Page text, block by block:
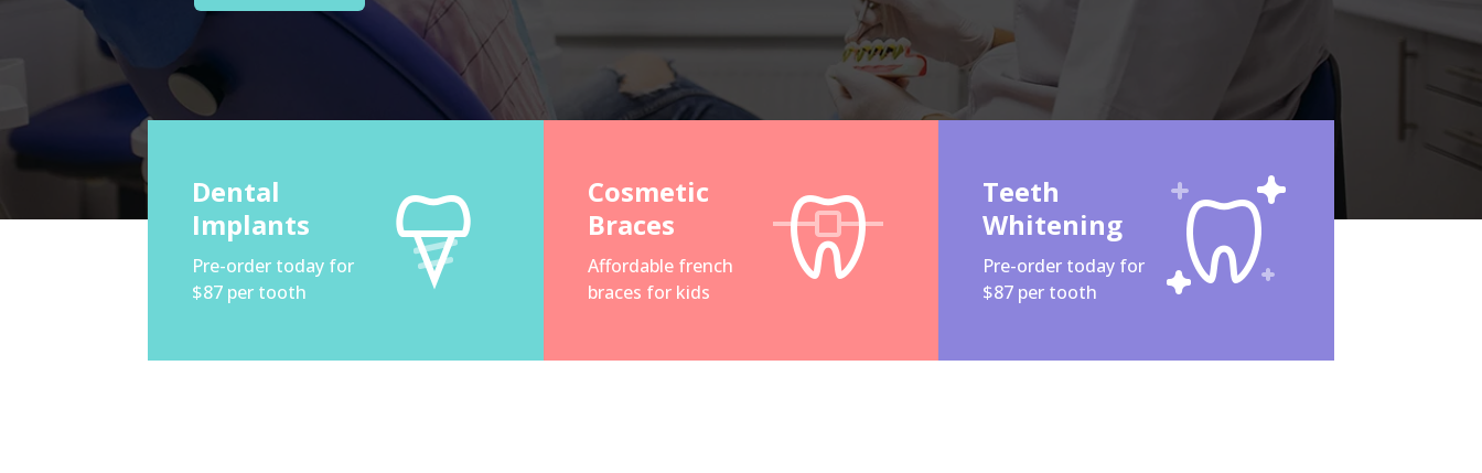
Dental
Implants
Pre-order today for
$87 per tooth
Cosmetic
Braces
Affordable french
braces for kids
Teeth
Whitening
Pre-order today for
$87 per tooth